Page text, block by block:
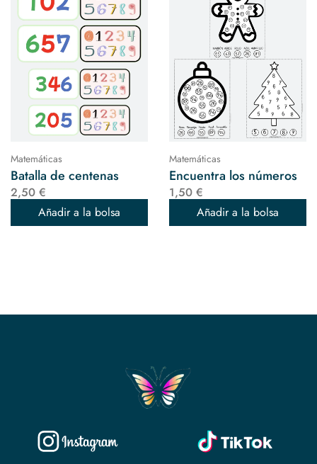
Matemáticas
Batalla de centenas
2,50 €
Añadir a la bolsa
Matemáticas
Encuentra los números
1,50 €
Añadir a la bolsa